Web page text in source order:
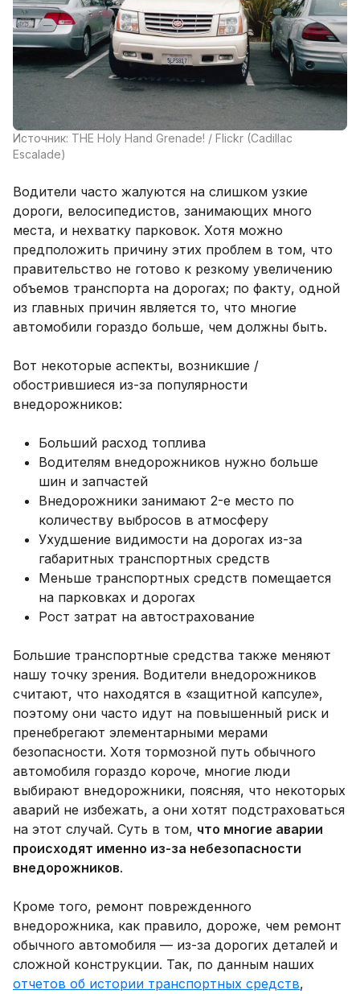
Источник: THE Holy Hand Grenade! / Flickr (Cadillac
Escalade)
Водители часто жалуются на слишком узкие
дороги, велосипедистов, занимающих много
места, и нехватку парковок. Хотя можно
предположить причину этих проблем в том, что
правительство не готово к резкому увеличению
объемов транспорта на дорогах; по факту, одной
из главных причин является то, что многие
автомобили гораздо больше, чем должны быть.
Вот некоторые аспекты, возникшие /
обострившиеся из-за популярности
внедорожников:
Больший расход топлива
Водителям внедорожников нужно больше
шин и запчастей
Внедорожники занимают 2-е место по
количеству выбросов в атмосферу
Ухудшение видимости на дорогах из-за
габаритных транспортных средств
Меньше транспортных средств помещается
на парковках и дорогах
Рост затрат на автострахование
Большие транспортные средства также меняют
нашу точку зрения. Водители внедорожников
считают, что находятся в «защитной капсуле»,
поэтому они часто идут на повышенный риск и
пренебрегают элементарными мерами
безопасности. Хотя тормозной путь обычного
автомобиля гораздо короче, многие люди
выбирают внедорожники, поясняя, что некоторых
аварий не избежать, а они хотят подстраховаться
на этот случай. Суть в том, что многие аварии
происходят именно из-за небезопасности
внедорожников.
Кроме того, ремонт поврежденного
внедорожника, как правило, дороже, чем ремонт
обычного автомобиля — из-за дорогих деталей и
сложной конструкции. Так, по данным наших
отчетов об истории транспортных средств,